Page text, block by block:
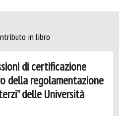
in libro
di certificazione
della regolamentazione
delle Università